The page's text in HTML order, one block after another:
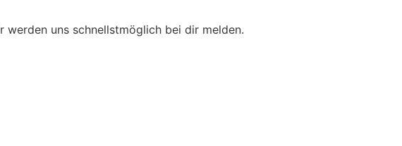
uns schnellstmöglich bei dir melden.